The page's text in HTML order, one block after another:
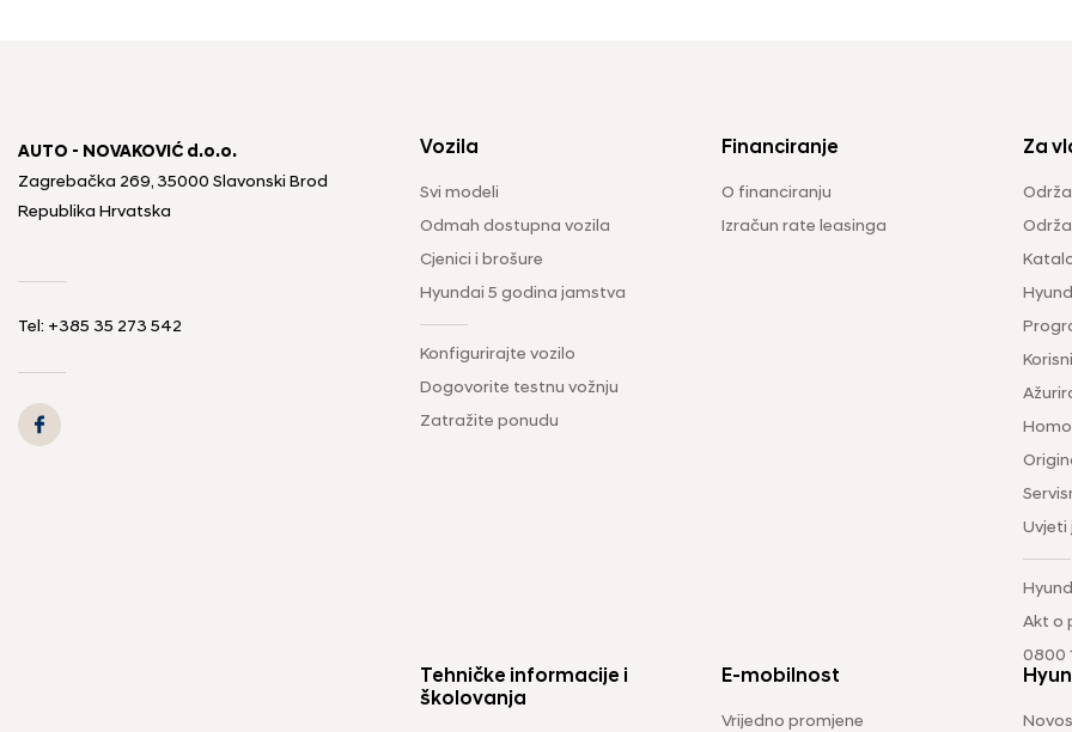
AUTO - NOVAKOVIĆ d.o.o.
Zagrebačka 269, 35000 Slavonski Brod
Republika Hrvatska
Tel: +385 35 273 542
Vozila
Svi modeli
Odmah dostupna vozila
Cjenici i brošure
Hyundai 5 godina jamstva
Konfigurirajte vozilo
Dogovorite testnu vožnju
Zatražite ponudu
Financiranje
O financiranju
Izračun rate leasinga
Za
Uvjeti
Akt o
0800
Tehničke informacije i
školovanja
E-mobilnost
Vrijedno promjene